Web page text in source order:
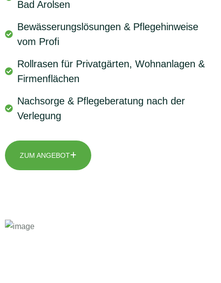
Bad Arolsen
Bewässerungslösungen & Pflegehinweise
vom Profi
Rollrasen für Privatgärten, Wohnanlagen &
Firmenflächen
Nachsorge & Pflegeberatung nach der
Verlegung
ZUM ANGEBOT